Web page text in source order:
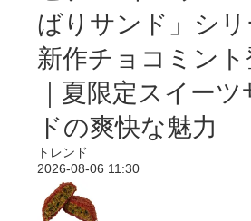
ばりサンド」シ
新作チョコミント
｜夏限定スイーツ
ドの爽快な魅力
トレンド
2026-08-06 11:30